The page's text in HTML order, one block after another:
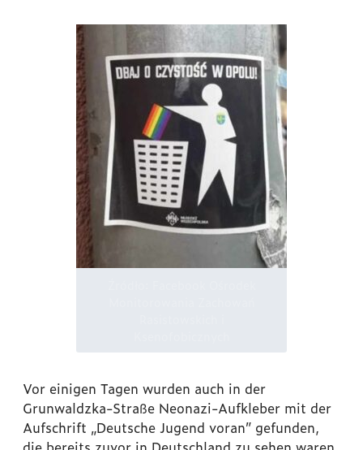
Vor einigen Tagen wurden auch in der
Grunwaldzka-Straße Neonazi-Aufkleber mit der
Aufschrift „Deutsche Jugend voran” gefunden,